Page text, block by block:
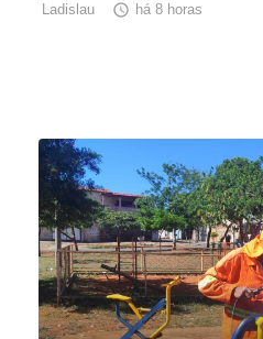
Ladislau  há 8 horas